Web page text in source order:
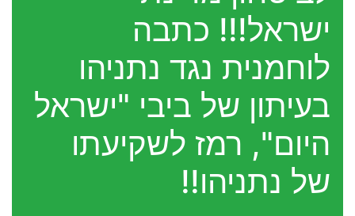
ישראל!!! כתבה
לוחמנית נגד נתניהו
בעיתון של ביבי "ישראל
היום", רמז לשקיעתו
של נתניהו!!